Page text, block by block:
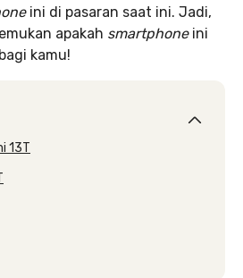
ini di pasaran saat ini. Jadi,
apakah smartphoneini
kamu!
13T